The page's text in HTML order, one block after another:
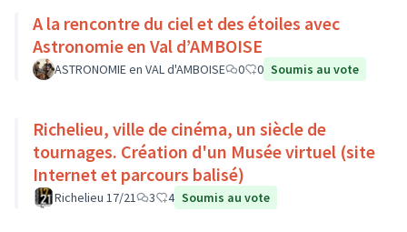
A la rencontre du ciel et des étoiles avec
Astronomie en Val d’AMBOISE
ASTRONOMIE en VAL d'AMBOISE 0 0 Soumis au vote
Richelieu, ville de cinéma, un siècle de
tournages. Création d'un Musée virtuel (site
Internet et parcours balisé)
Richelieu 17/21 3 4 Soumis au vote